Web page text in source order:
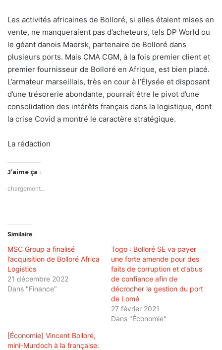
Les activités africaines de Bolloré, si elles étaient mises en
vente, ne manqueraient pas d’acheteurs, tels DP World ou
le géant danois Maersk, partenaire de Bolloré dans
plusieurs ports. Mais CMA CGM, à la fois premier client et
premier fournisseur de Bolloré en Afrique, est bien placé.
L’armateur marseillais, très en cour à l’Élysée et disposant
d’une trésorerie abondante, pourrait être le pivot d’une
consolidation des intérêts français dans la logistique, dont
la crise Covid a montré le caractère stratégique.
La rédaction
J’aime ça :
chargement…
Similaire
MSC Group a finalisé
l’acquisition de Bolloré Africa
Logistics
21 décembre 2022
Dans "Finance"
Togo : Bolloré SE va payer
une forte amende pour des
faits de corruption et d’abus
de confiance afin de
décrocher la gestion du port
de Lomé
27 février 2021
Dans "Économie"
[Économie] Vincent Bolloré,
mini-Murdoch à la française.